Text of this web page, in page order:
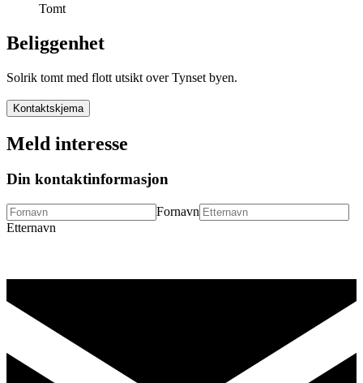
Tomt
Beliggenhet
Solrik tomt med flott utsikt over Tynset byen.
Kontaktskjema
Meld interesse
Din kontaktinformasjon
Fornavn
Etternavn